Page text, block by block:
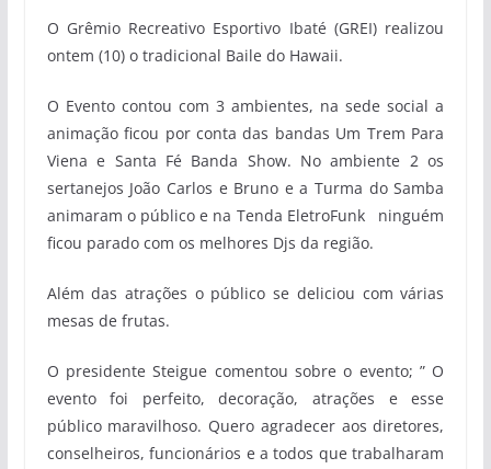
O Grêmio Recreativo Esportivo Ibaté (GREI) realizou
ontem (10) o tradicional Baile do Hawaii.
O Evento contou com 3 ambientes, na sede social a
animação ficou por conta das bandas Um Trem Para
Viena e Santa Fé Banda Show. No ambiente 2 os
sertanejos João Carlos e Bruno e a Turma do Samba
animaram o público e na Tenda EletroFunk ninguém
ficou parado com os melhores Djs da região.
Além das atrações o público se deliciou com várias
mesas de frutas.
O presidente Steigue comentou sobre o evento; ” O
evento foi perfeito, decoração, atrações e esse
público maravilhoso. Quero agradecer aos diretores,
conselheiros, funcionários e a todos que trabalharam